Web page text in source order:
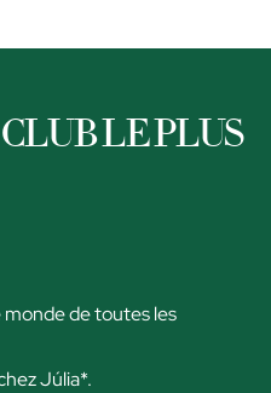
LE PLUS
de toutes les
Júlia*.